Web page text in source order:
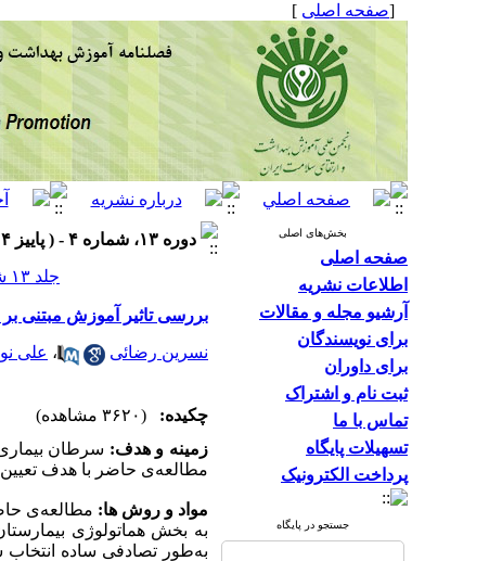
[صفحه اصلی ]
بخش‌های اصلی
صفحه اصلی
اطلاعات نشریه
آرشیو مجله و مقالات
برای نویسندگان
برای داوران
ثبت نام و اشتراک
تماس با ما
تسهیلات پایگاه
پرداخت الکترونیک
جستجو در پایگاه
دوره ۱۳، شماره ۴ - ( پاییز ۱۴۰۴ )
جلد ۱۳ شماره ۴ صفحات ۲۱-۱۱
بررسی تاثیر آموزش مبتنی
نسرین رضائی ، علی
چکیده:
(۳۶۲۰ مشاهده)
زمینه و هدف: سرطان
مطالعه‌ی حاضر با هدف
مواد و روش ها: مطالعه‌ی